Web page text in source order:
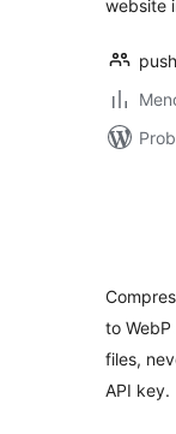
website
to WebP
files,
API key.